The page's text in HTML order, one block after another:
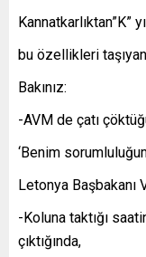
Kannatkarlıktan”K”
bu özellikleri
Bakınız:
-AVM de çatı
‘Benim
Letonya
-Koluna taktığı
çıktığında,